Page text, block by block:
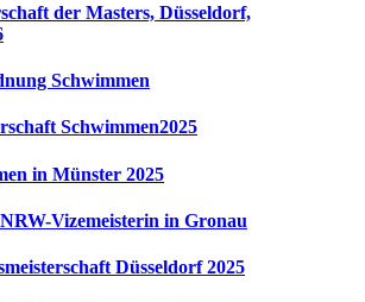
der Masters, Düsseldorf,
Schwimmen
Schwimmen2025
in Münster 2025
Vizemeisterin in Gronau
Düsseldorf 2025